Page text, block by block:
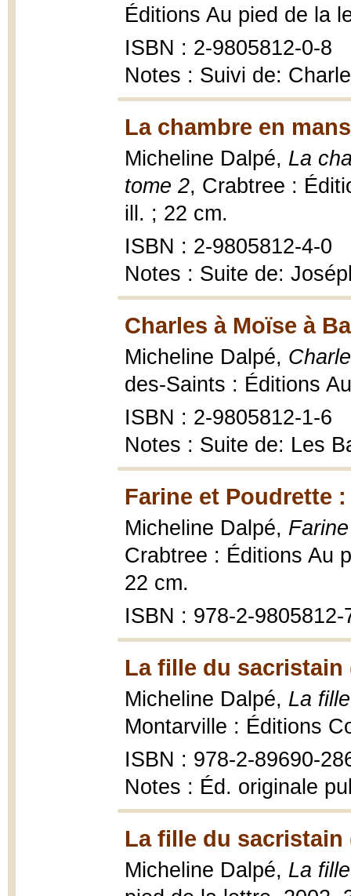
Éditions Au pied de la
ISBN : 2-9805812-0-8
Notes : Suivi de:
La chambre en
Micheline Dalpé, La
tome 2, Crabtree :
ill. ; 22 cm.
ISBN : 2-9805812-4-0
Notes : Suite de:
Charles à Moïse à
Micheline Dalpé,
des-Saints : Éditions
ISBN : 2-9805812-1-6
Notes : Suite de: Les
Farine et Poudrette
Micheline Dalpé,
Crabtree : Éditions Au
22 cm.
ISBN : 978-2-9805812-
La fille du sacristain
Micheline Dalpé, La
Montarville : Éditions
ISBN : 978-2-89690-
Notes : Éd. originale
La fille du sacristain
Micheline Dalpé, La